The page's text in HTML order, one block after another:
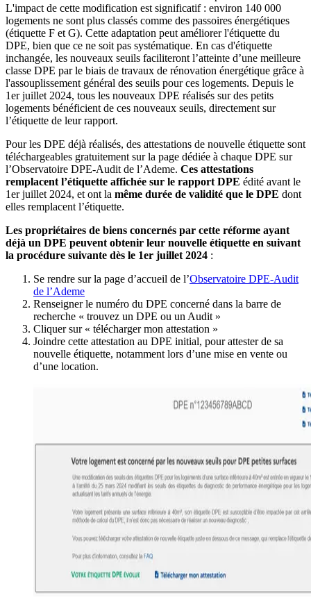
L'impact de cette modification est significatif : environ 140 000
logements ne sont plus classés comme des passoires énergétiques
(étiquette F et G). Cette adaptation peut améliorer l'étiquette du
DPE, bien que ce ne soit pas systématique. En cas d'étiquette
inchangée, les nouveaux seuils faciliteront l’atteinte d’une meilleure
classe DPE par le biais de travaux de rénovation énergétique grâce à
l'assouplissement général des seuils pour ces logements. Depuis le
1er juillet 2024, tous les nouveaux DPE réalisés sur des petits
logements bénéficient de ces nouveaux seuils, directement sur
l’étiquette de leur rapport.
Pour les DPE déjà réalisés, des attestations de nouvelle étiquette sont
téléchargeables gratuitement sur la page dédiée à chaque DPE sur
l’Observatoire DPE-Audit de l’Ademe. Ces attestations
remplacent l’étiquette affichée sur le rapport DPE édité avant le
1er juillet 2024, et ont la même durée de validité que le DPE dont
elles remplacent l’étiquette.
Les propriétaires de biens concernés par cette réforme ayant
déjà un DPE peuvent obtenir leur nouvelle étiquette en suivant
la procédure suivante dès le 1er juillet 2024 :
Se rendre sur la page d’accueil de l’Observatoire DPE-Audit
de l’Ademe
Renseigner le numéro du DPE concerné dans la barre de
recherche « trouvez un DPE ou un Audit »
Cliquer sur « télécharger mon attestation »
Joindre cette attestation au DPE initial, pour attester de sa
nouvelle étiquette, notamment lors d’une mise en vente ou
d’une location.